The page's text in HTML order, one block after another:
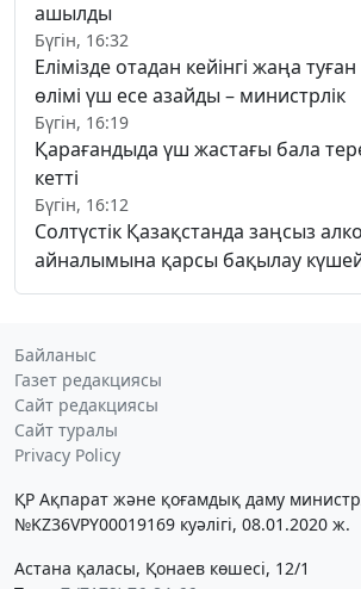
ашылды
Бүгін, 16:32
Елімізде отадан кейінгі жаңа
өлімі үш есе азайды – министрлік
Бүгін, 16:19
Қарағандыда үш жастағы бала
кетті
Бүгін, 16:12
Солтүстік Қазақстанда заңсыз
айналымына қарсы бақылау
Байланыс
Газет редакциясы
Сайт редакциясы
Сайт туралы
Privacy Policy
ҚР Ақпарат және қоғамдық даму
№KZ36VPY00019169 куәлігі, 08.01.2020 ж.
Астана қаласы, Қонаев көшесі, 12/1